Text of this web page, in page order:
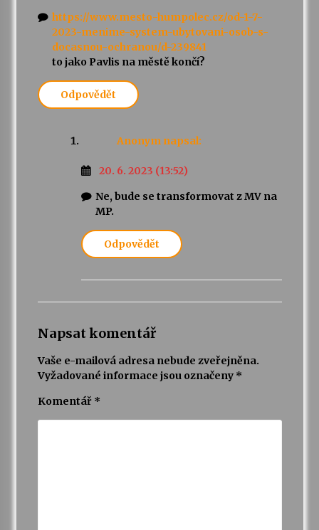
https://www.mesto-humpolec.cz/od-1-7-
2023-menime-system-ubytovani-osob-s-
docasnou-ochranou/d-239841
to jako Pavlis na městě končí?
Odpovědět
Anonym napsal:
20. 6. 2023 (13:52)
Ne, bude se transformovat z MV na
MP.
Odpovědět
Napsat komentář
Vaše e-mailová adresa nebude zveřejněna.
Vyžadované informace jsou označeny *
Komentář *